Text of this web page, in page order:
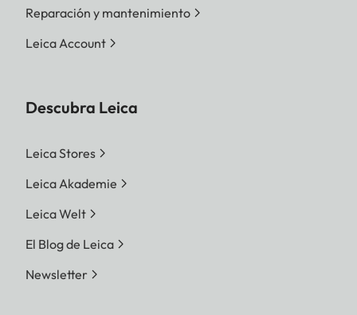
Reparación y mantenimiento
Leica Account
Descubra Leica
Leica Stores
Leica Akademie
Leica Welt
El Blog de Leica
Newsletter